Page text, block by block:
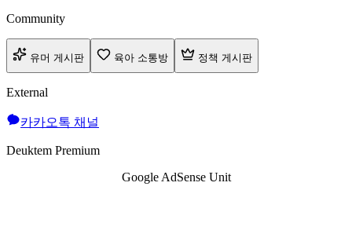
Community
유머 게시판 육아 소통방 정책 게시판
External
카카오톡 채널
Deuktem Premium
Google AdSense Unit